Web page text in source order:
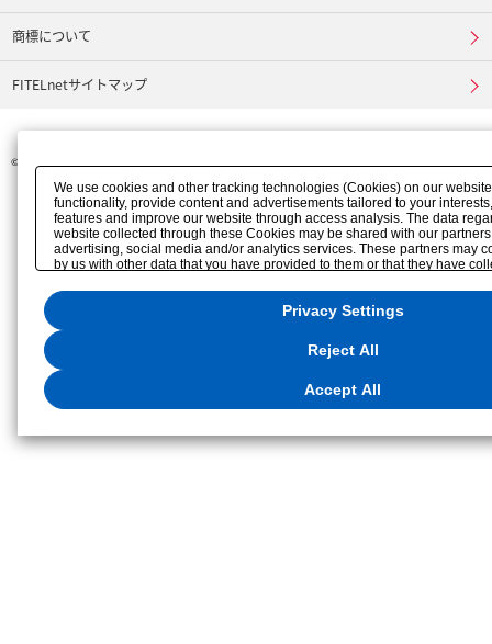
商標について
FITELnetサイトマップ
©
We use cookies and other tracking technologies (Cookies) on our
functionality, provide content and advertisements tailored to your
features and improve our website through access analysis. The data
website collected through these Cookies may be shared with our
advertising, social media and/or analytics services. These partners may
by us with other data that you have provided to them or that they have
businesses other than us on the internet. If you wish to reject the use of
Strictly Necessary Cookies, please click "Reject All". If you agree to the
click "Accept All". To select your preferences for each purpose, please
You can change your consent or rejection settings at any time via the
the bottom left of this website or through the"Privacy Settings"
Privacy Policy
Privacy Settings
Reject All
Accept All